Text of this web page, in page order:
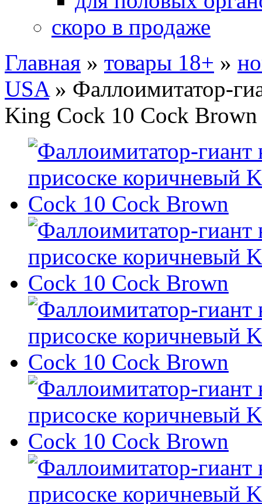
скоро в продаже
Главная » товары 18+ »
USA » Фаллоимитатор-
King Cock 10 Cock Brown